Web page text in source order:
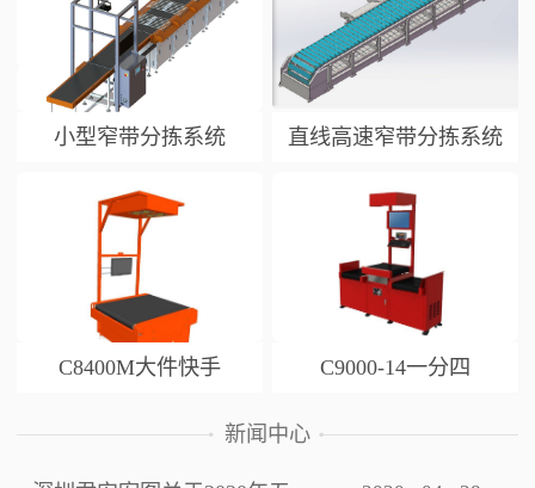
小型窄带分拣系统 直线高速窄带分拣系统
C8400M大件快手 C9000-14一分四
新闻中心